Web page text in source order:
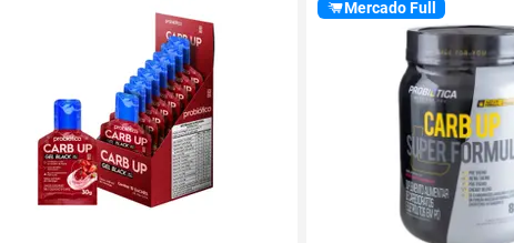
Mercado Full